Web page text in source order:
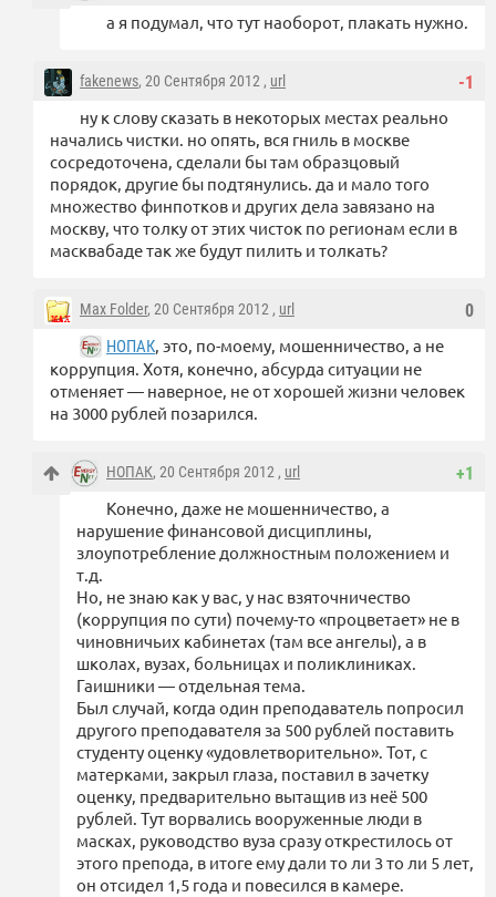
а я подумал, что тут наоборот, плакать нужно.
-1
fakenews, 20 Сентября 2012 , url
ну к слову сказать в некоторых местах реально
начались чистки. но опять, вся гниль в москве
сосредоточена, сделали бы там образцовый
порядок, другие бы подтянулись. да и мало того
множество финпотков и других дела завязано на
москву, что толку от этих чисток по регионам если в
масквабаде так же будут пилить и толкать?
0
Max Folder, 20 Сентября 2012 , url
НОПАК, это, по-моему, мошенничество, а не
коррупция. Хотя, конечно, абсурда ситуации не
отменяет — наверное, не от хорошей жизни человек
на 3000 рублей позарился.
+1
НОПАК, 20 Сентября 2012 , url
Конечно, даже не мошенничество, а
нарушение финансовой дисциплины,
злоупотребление должностным положением и
т.д.
Но, не знаю как у вас, у нас взяточничество
(коррупция по сути) почему-то «процветает» не в
чиновничьих кабинетах (там все ангелы), а в
школах, вузах, больницах и поликлиниках.
Гаишники — отдельная тема.
Был случай, когда один преподаватель попросил
другого преподавателя за 500 рублей поставить
студенту оценку «удовлетворительно». Тот, с
матерками, закрыл глаза, поставил в зачетку
оценку, предварительно вытащив из неё 500
рублей. Тут ворвались вооруженные люди в
масках, руководство вуза сразу открестилось от
этого препода, в итоге ему дали то ли 3 то ли 5 лет,
он отсидел 1,5 года и повесился в камере.